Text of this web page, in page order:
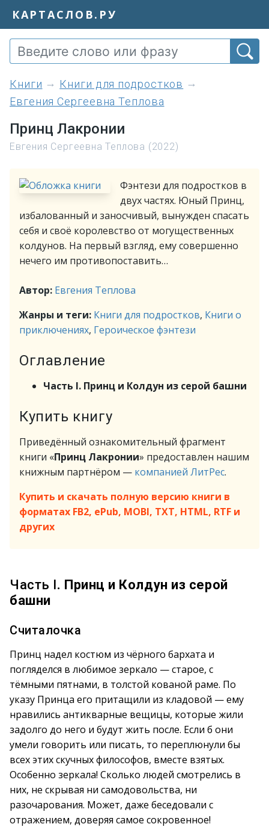
КАРТАСЛОВ.РУ
книги
Книги для подростков
Евгения Сергеевна Теплова
Принц Лакронии
Евгения Сергеевна Теплова (2022)
Фэнтези для подростков в
двух частях. Юный Принц,
избалованный и заносчивый, вынужден спасать
себя и своё королевство от могущественных
колдунов. На первый взгляд, ему совершенно
нечего им противопоставить…
Автор: Евгения Теплова
Жанры и теги: Книги для подростков, Книги о
приключениях, Героическое фэнтези
Оглавление
Часть I. Принц и Колдун из серой башни
Купить книгу
Приведённый ознакомительный фрагмент
книги «Принц Лакронии» предоставлен нашим
книжным партнёром — компанией ЛитРес.
Купить и скачать полную версию книги в
форматах FB2, ePub, MOBI, TXT, HTML, RTF и
других
Часть I. Принц и Колдун из серой
башни
Считалочка
Принц надел костюм из чёрного бархата и
погляделся в любимое зеркало — старое, с
тёмными пятнами, в толстой кованой раме. По
указу Принца его притащили из кладовой — ему
нравились антикварные вещицы, которые жили
задолго до него и будут жить после. Если б они
умели говорить или писать, то переплюнули бы
всех этих скучных философов, вместе взятых.
Особенно зеркала! Сколько людей смотрелись в
них, не скрывая ни самодовольства, ни
разочарования. Может, даже беседовали с
отражением, доверяя самое сокровенное!